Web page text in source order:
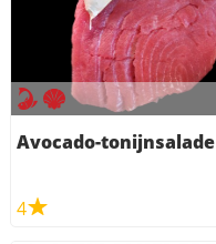
Avocado-tonijnsalade
4